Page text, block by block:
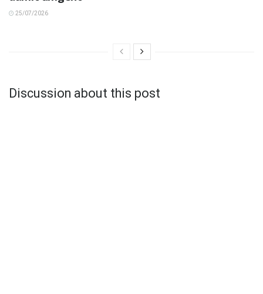
25/07/2026
Discussion about this post